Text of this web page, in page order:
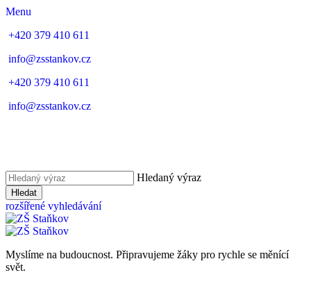
Menu
+420 379 410 611
info@zsstankov.cz
+420 379 410 611
info@zsstankov.cz
Hledaný výraz
Hledat
rozšířené vyhledávání
Myslíme na budoucnost. Připravujeme žáky pro rychle se měnící
svět.